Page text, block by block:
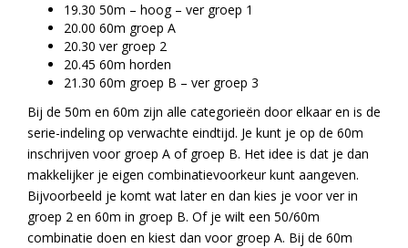
19.30 50m – hoog – ver groep 1
20.00 60m groep A
20.30 ver groep 2
20.45 60m horden
21.30 60m groep B – ver groep 3
Bij de 50m en 60m zijn alle categorieën door elkaar en is de
serie-indeling op verwachte eindtijd. Je kunt je op de 60m
inschrijven voor groep A of groep B. Het idee is dat je dan
makkelijker je eigen combinatievoorkeur kunt aangeven.
Bijvoorbeeld je komt wat later en dan kies je voor ver in
groep 2 en 60m in groep B. Of je wilt een 50/60m
combinatie doen en kiest dan voor groep A. Bij de 60m